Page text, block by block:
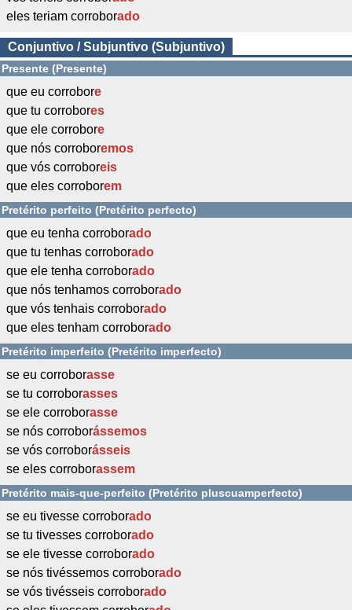
eles teriam corroborado
Conjuntivo / Subjuntivo (Subjuntivo)
Presente (Presente)
que eu corrobore
que tu corrobores
que ele corrobore
que nós corroboremos
que vós corroboreis
que eles corroborem
Pretérito perfeito (Pretérito perfecto)
que eu tenha corroborado
que tu tenhas corroborado
que ele tenha corroborado
que nós tenhamos corroborado
que vós tenhais corroborado
que eles tenham corroborado
Pretérito imperfeito (Pretérito imperfecto)
se eu corroborasse
se tu corroborasses
se ele corroborasse
se nós corroborássemos
se vós corroborásseis
se eles corroborassem
Pretérito mais-que-perfeito (Pretérito pluscuamperfecto)
se eu tivesse corroborado
se tu tivesses corroborado
se ele tivesse corroborado
se nós tivéssemos corroborado
se vós tivésseis corroborado